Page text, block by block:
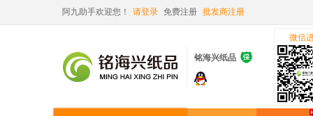
阿九助手欢迎您！ 请登录 免费注册 批发商注册
铭海兴纸品 
微信